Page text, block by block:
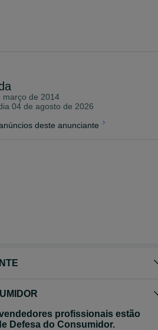
à taxa legal em vigor
peças, podem ser levantadas na nossa
março de 2014
04 de agosto de 2026
deste anunciante
profissionais estão
Defesa do Consumidor.